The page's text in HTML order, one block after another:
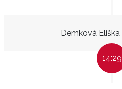
Demková Eliška
14:29